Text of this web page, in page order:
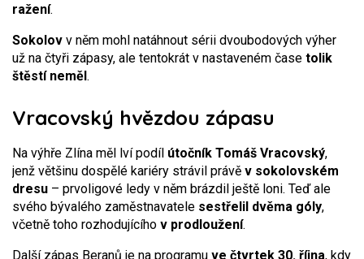
ražení.
Sokolov v něm mohl natáhnout sérii dvoubodových výher
už na čtyři zápasy, ale tentokrát v nastaveném čase tolik
štěstí neměl.
Vracovský hvězdou zápasu
Na výhře Zlína měl lví podíl útočník Tomáš Vracovský,
jenž většinu dospělé kariéry strávil právě v sokolovském
dresu – prvoligové ledy v něm brázdil ještě loni. Teď ale
svého bývalého zaměstnavatele sestřelil dvěma góly,
včetně toho rozhodujícího v prodloužení.
Další zápas Beranů je na programu ve čtvrtek 30. října, kdy